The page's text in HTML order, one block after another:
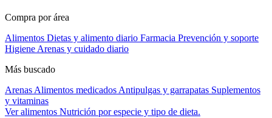
Compra por área
Alimentos Dietas y alimento diario Farmacia Prevención y soporte
Higiene Arenas y cuidado diario
Más buscado
Arenas Alimentos medicados Antipulgas y garrapatas Suplementos
y vitaminas
Ver alimentos Nutrición por especie y tipo de dieta.